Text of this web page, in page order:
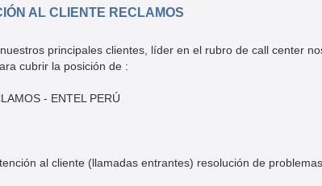
AL CLIENTE RECLAMOS
principales clientes, líder en el rubro de call center
cubrir la posición de :
- ENTEL PERÚ
al cliente (llamadas entrantes) resolución de